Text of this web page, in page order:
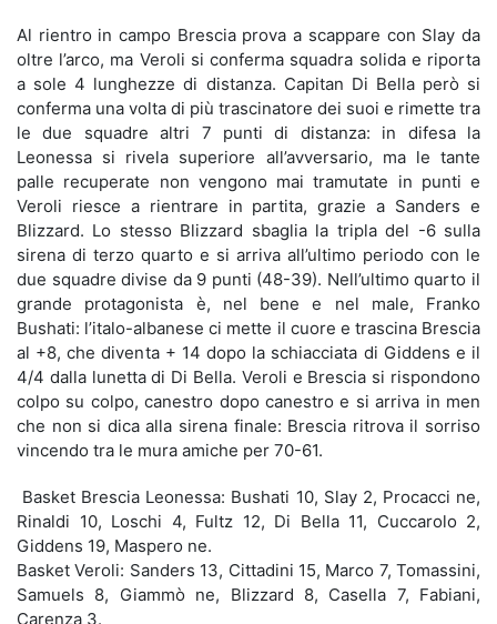
Al rientro in campo Brescia prova a scappare con Slay da
oltre l’arco, ma Veroli si conferma squadra solida e riporta
a sole 4 lunghezze di distanza. Capitan Di Bella però si
conferma una volta di più trascinatore dei suoi e rimette tra
le due squadre altri 7 punti di distanza: in difesa la
Leonessa si rivela superiore all’avversario, ma le tante
palle recuperate non vengono mai tramutate in punti e
Veroli riesce a rientrare in partita, grazie a Sanders e
Blizzard. Lo stesso Blizzard sbaglia la tripla del -6 sulla
sirena di terzo quarto e si arriva all’ultimo periodo con le
due squadre divise da 9 punti (48-39). Nell’ultimo quarto il
grande protagonista è, nel bene e nel male, Franko
Bushati: l’italo-albanese ci mette il cuore e trascina Brescia
al +8, che diventa + 14 dopo la schiacciata di Giddens e il
4/4 dalla lunetta di Di Bella. Veroli e Brescia si rispondono
colpo su colpo, canestro dopo canestro e si arriva in men
che non si dica alla sirena finale: Brescia ritrova il sorriso
vincendo tra le mura amiche per 70-61.
Basket Brescia Leonessa: Bushati 10, Slay 2, Procacci ne,
Rinaldi 10, Loschi 4, Fultz 12, Di Bella 11, Cuccarolo 2,
Giddens 19, Maspero ne.
Basket Veroli: Sanders 13, Cittadini 15, Marco 7, Tomassini,
Samuels 8, Giammò ne, Blizzard 8, Casella 7, Fabiani,
Carenza 3.